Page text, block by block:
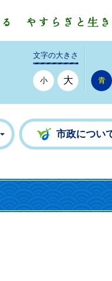
文字の大きさ
小 大 青
市政につい